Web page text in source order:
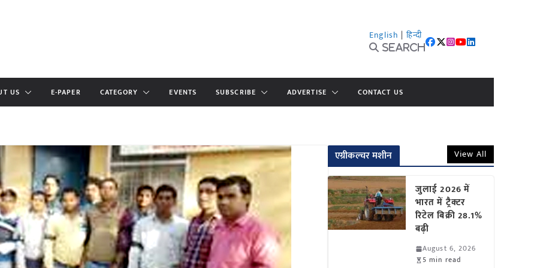
English | हिन्दी
Search
US E-PAPER CATEGORY EVENTS SUBSCRIBE ADVERTISE CONTACT US
एग्रीकल्चर मशीन View All
जुलाई 2026 में
भारत में ट्रैक्टर
रिटेल बिक्री 28.1%
बढ़ी
August 6, 2026
5 min read